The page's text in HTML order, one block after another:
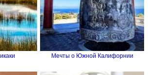
Мечты о Южной Калифорнии